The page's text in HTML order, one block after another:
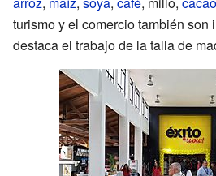
turismo y el comercio también son
destaca el trabajo de la talla de